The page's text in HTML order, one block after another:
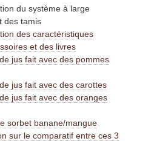
du système à large
des tamis
des caractéristiques
et des livres
jus fait avec des pommes
jus fait avec des carottes
jus fait avec des oranges
sorbet banane/mangue
sur le comparatif entre ces 3